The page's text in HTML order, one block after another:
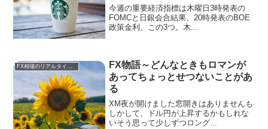
今週の重要経済指標は木曜日3時発表の
FOMCと日銀会合結果、20時発表のBOE
政策金利、この3つ。木...
FX相場のリアルタイム情報
FX物語～どんなときもロマンが
あってちょっとせつないことがあ
る
XM夜が開けました窓開きはありませんも
しかして、ドル円が上昇するかもしれな
いそう思って少しずつロング...